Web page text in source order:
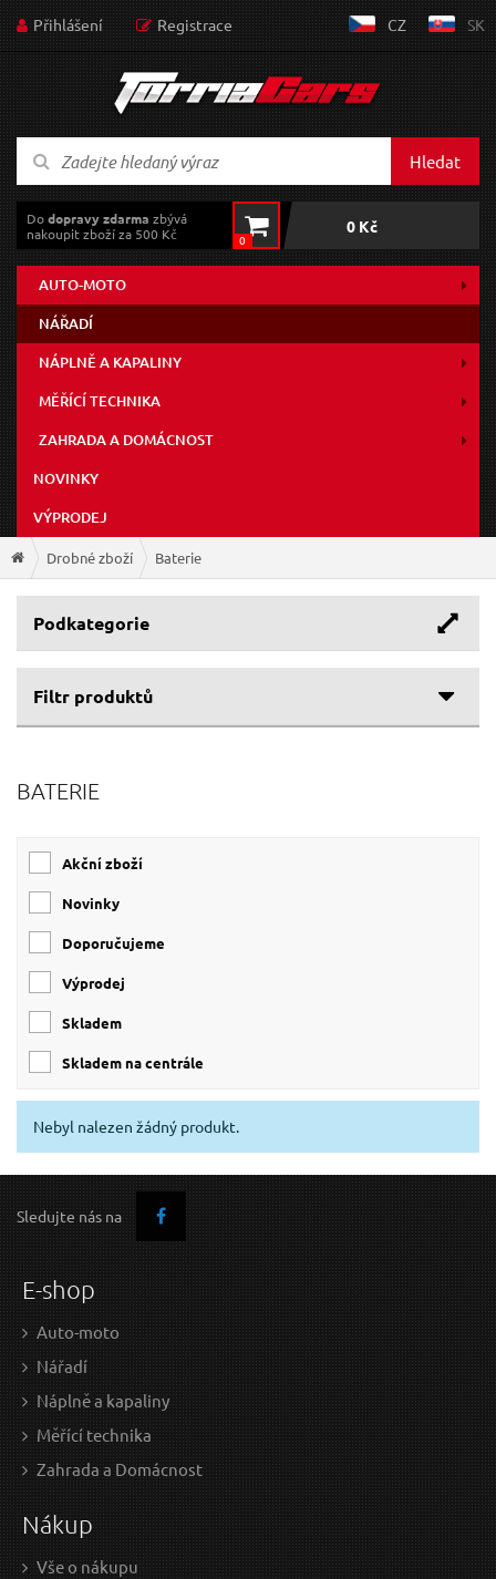
Přihlášení Registrace CZ SK
Hledat
Dodopravy zdarma zbývá
nakoupit zboží za 500 Kč
0
0 Kč
AUTO-MOTO
NÁŘADÍ
NÁPLNĚ A KAPALINY
MĚŘÍCÍ TECHNIKA
ZAHRADA A DOMÁCNOST
NOVINKY
VÝPRODEJ
Drobné zboží Baterie
Podkategorie
Filtr produktů
Výrobce
EXTOL-ENERGY
EXTOL ENERGY
BATERIE
Akční zboží
Novinky
Doporučujeme
Výprodej
skladem
skladem na centrále
Nebyl nalezen žádný produkt.
Sledujte nás na
E-shop
Auto-moto
Nářadí
Náplně a kapaliny
Měřící technika
Zahrada a Domácnost
Nákup
Vše o nákupu